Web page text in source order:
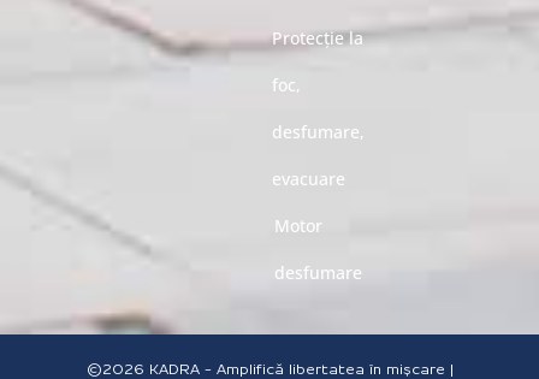
Protecție la
foc,
desfumare,
evacuare
Motor
desfumare
©2026 KADRA - Amplifică libertatea în mișcare |